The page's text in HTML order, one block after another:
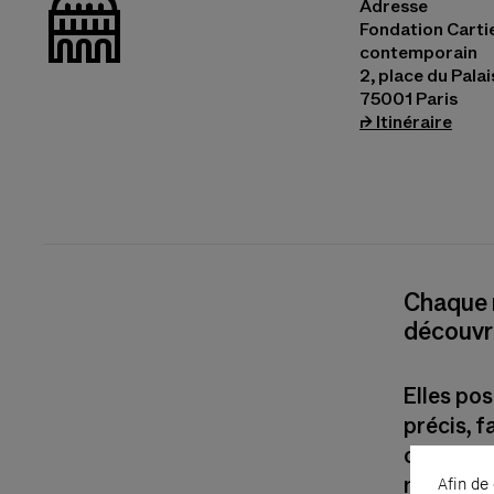
_bat
Adresse
Fondation
contemporain
2, place du
75001 Paris
⮣ Itinéraire
Elles
précis,
Afin de